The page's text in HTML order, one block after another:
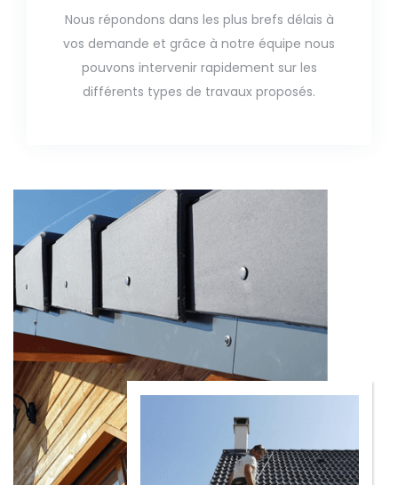
Nous répondons dans les plus brefs délais à
vos demande et grâce à notre équipe nous
pouvons intervenir rapidement sur les
différents types de travaux proposés.